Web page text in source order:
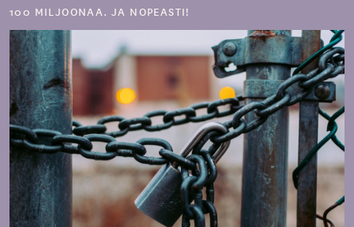
100 MILJOONAA. JA NOPEASTI!